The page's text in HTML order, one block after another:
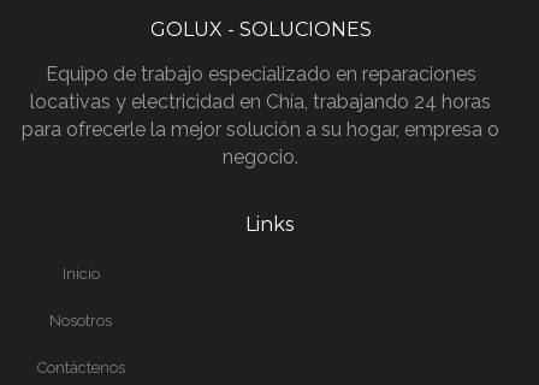
GOLUX - SOLUCIONES
Equipo de trabajo especializado en reparaciones
locativas y electricidad en Chía, trabajando 24 horas
para ofrecerle la mejor solución a su hogar, empresa o
negocio.
Links
Inicio
Nosotros
Contáctenos